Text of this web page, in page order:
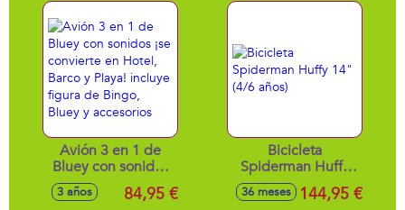
Avión 3 en 1 de
Bluey con sonidos
¡se convierte en
Hotel, Barco y
3 años 84,95 €
Bicicleta
Spiderman Huffy
14" (4/6 años)
36 meses 144,95 €